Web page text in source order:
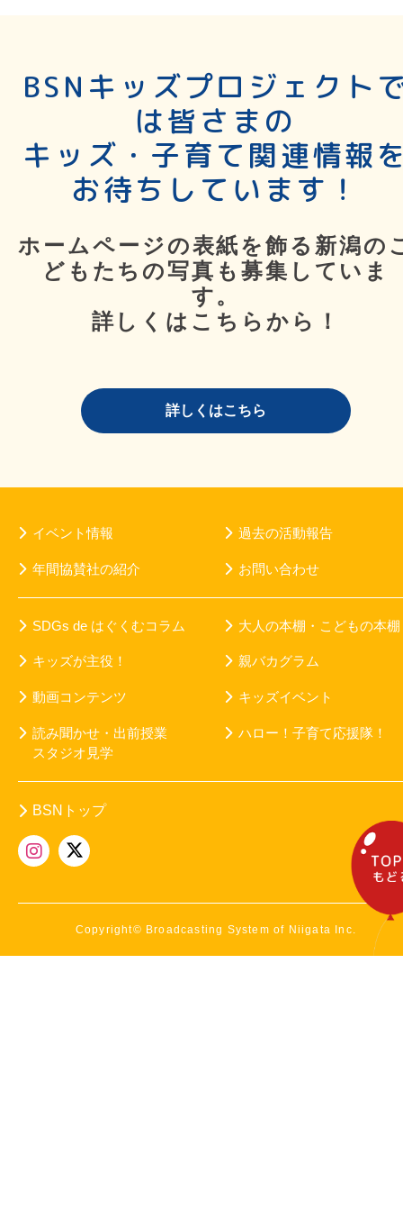
BSNキッズプロジェクト
は皆さまの
キッズ・子育て関連情報
お待ちしています！
ホームページの表紙を飾る新潟の
どもたちの写真も募集していま
す。
詳しくはこちらから！
詳しくはこちら
イベント情報 過去の活動報告
年間協賛社の紹介 お問い合わせ
SDGs de はぐくむコラム 大人の本棚・こどもの本棚
キッズが主役！ 親バカグラム
動画コンテンツ キッズイベント
読み聞かせ・出前授業
スタジオ見学
ハロー！子育て応援隊！
BSNトップ
Copyright© Broadcasting System of Niigata Inc.